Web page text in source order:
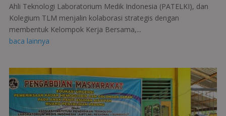
Ahli Teknologi Laboratorium Medik Indonesia (PATELKI), dan
Kolegium TLM menjalin kolaborasi strategis dengan
membentuk Kelompok Kerja Bersama,...
baca lainnya